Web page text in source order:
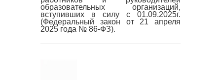
образовательных организаций,
вступивших в силу с 01.09.2025г.
(Федеральный закон от 21 апреля
2025 года № 86-ФЗ).